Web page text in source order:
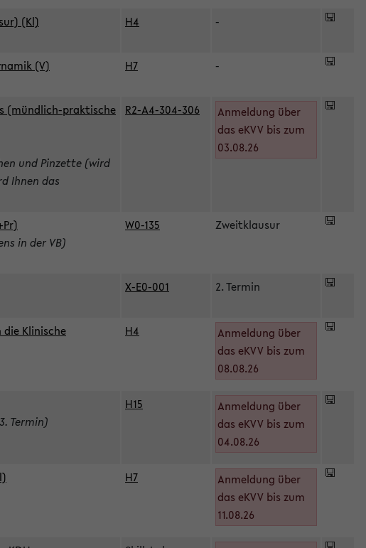
(Kl) H4 -
(V) H7 -
(mündlich-praktische
und Pinzette (wird
Ihnen das
R2-A4-304-306
Anmeldung über
das eKVV bis zum
03.08.26
in der VB)
W0-135 Zweitklausur
X-E0-001 2. Termin
die Klinische
H4
Anmeldung über
das eKVV bis zum
08.08.26
Termin)
H15
Anmeldung über
das eKVV bis zum
04.08.26
H7
Anmeldung über
das eKVV bis zum
11.08.26